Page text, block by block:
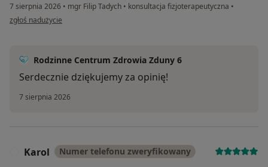
7 sierpnia 2026 • mgr Filip Tadych • konsultacja fizjoterapeutyczna •
w opinii użytkownika Michał
zgłoś nadużycie
Rodzinne Centrum Zdrowia Zduny 6
Serdecznie dziękujemy za opinię!
7 sierpnia 2026
Karol Numer telefonu zweryfikowany